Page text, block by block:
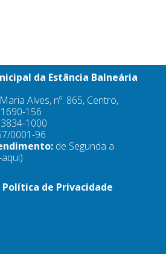
da Estância Balneária
Alves, nº. 865, Centro,
156
1000
0001-96
de Segunda a
Política de Privacidade